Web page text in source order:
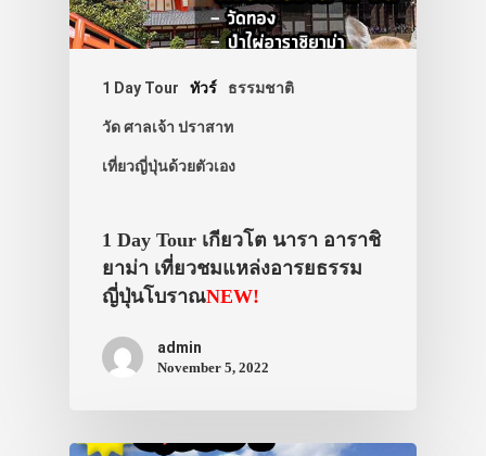
1 Day Tour ทัวร์ ธรรมชาติ
วัด ศาลเจ้า ปราสาท
เที่ยวญี่ปุ่นด้วยตัวเอง
1 Day Tour เกียวโต นารา อาราชิ
ยาม่า เที่ยวชมแหล่งอารยธรรม
ญี่ปุ่นโบราณNEW!
admin
November 5, 2022